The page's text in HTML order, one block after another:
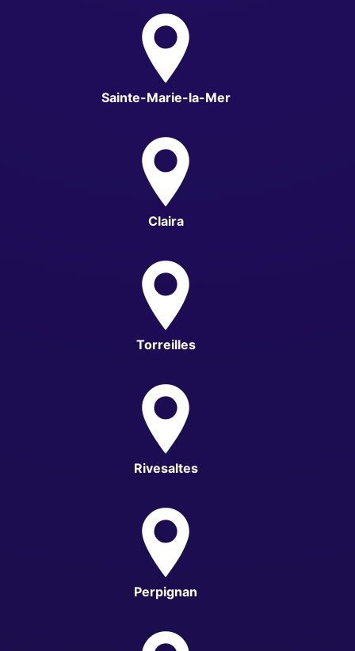
Sainte-Marie-la-Mer
Claira
Torreilles
Rivesaltes
Perpignan